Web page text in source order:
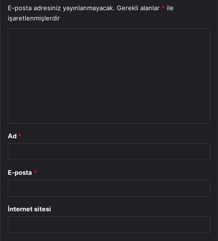
E-posta adresiniz yayınlanmayacak. Gerekli alanlar * ile
işaretlenmişlerdir
Ad *
E-posta *
İnternet sitesi